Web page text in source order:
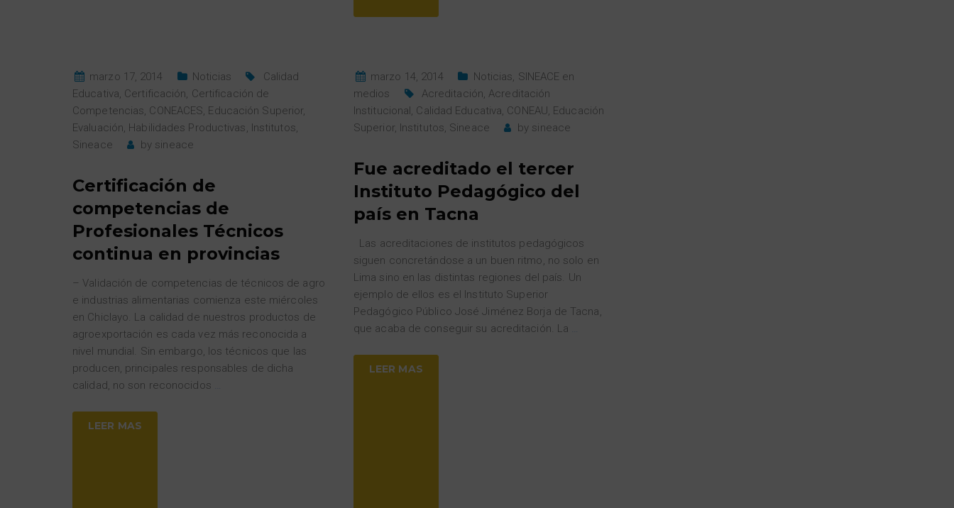
marzo 17, 2014 Noticias
Calidad
Educativa, Certificación, Certificación de
Competencias, CONEACES, Educación Superior,
Evaluación, Habilidades Productivas, Institutos,
Sineace
by sineace
Certificación de
competencias de
Profesionales Técnicos
continua en provincias
– Validación de competencias de técnicos de agro
e industrias alimentarias comienza este miércoles
en Chiclayo. La calidad de nuestros productos de
agroexportación es cada vez más reconocida a
nivel mundial. Sin embargo, los técnicos que las
producen, principales responsables de dicha
calidad, no son reconocidos
LEER MAS
marzo 14, 2014 Noticias, SINEACE en
medios
Acreditación, Acreditación
Institucional, Calidad Educativa, CONEAU, Educación
Superior, Institutos, Sineace by sineace
Fue acreditado el tercer
Instituto Pedagógico del
país en Tacna
Las acreditaciones de institutos pedagógicos
siguen concretándose a un buen ritmo, no solo en
Lima sino en las distintas regiones del país. Un
ejemplo de ellos es el Instituto Superior
Pedagógico Público José Jiménez Borja de Tacna,
que acaba de conseguir su acreditación. La
LEER MAS